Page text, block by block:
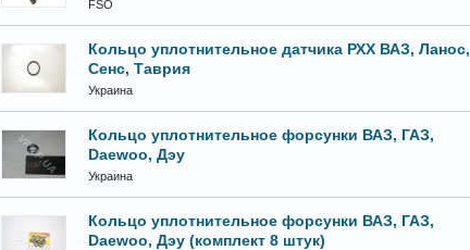
FSO
Кольцо уплотнительное датчика РХХ ВАЗ, Ланос,
Сенс, Таврия
Украина
Кольцо уплотнительное форсунки ВАЗ, ГАЗ,
Daewoo, Дэу
Украина
Кольцо уплотнительное форсунки ВАЗ, ГАЗ,
Daewoo, Дэу (комплект 8 штук)